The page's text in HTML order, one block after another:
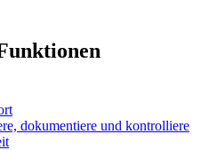
dokumentiere und kontrolliere